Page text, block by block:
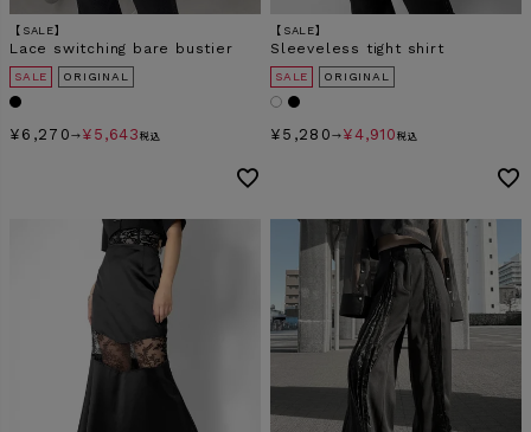
【SALE】
Lace switching bare bustier
SALE ORIGINAL
¥ 6,270 → ¥ 5,643 税込
【SALE】
Sleeveless tight shirt
SALE ORIGINAL
¥ 5,280 → ¥4,910 税込